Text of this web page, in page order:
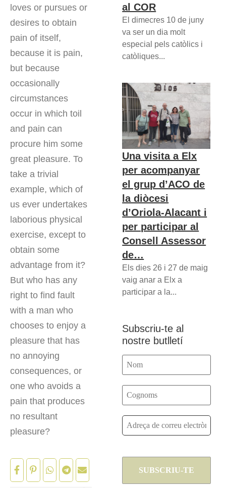
loves or pursues or
desires to obtain
pain of itself,
because it is pain,
but because
occasionally
circumstances
occur in which toil
and pain can
procure him some
great pleasure. To
take a trivial
example, which of
us ever undertakes
laborious physical
exercise, except to
obtain some
advantage from it?
But who has any
right to find fault
with a man who
chooses to enjoy a
pleasure that has
no annoying
consequences, or
one who avoids a
pain that produces
no resultant
pleasure?
al COR
El dimecres 10 de juny
va ser un dia molt
especial pels catòlics i
catòliques...
Una visita a Elx
per acompanyar
el grup d’ACO de
la diòcesi
d’Oriola-Alacant i
per participar al
Consell Assessor
de…
Els dies 26 i 27 de maig
vaig anar a Elx a
participar a la...
Subscriu-te al
nostre butlletí